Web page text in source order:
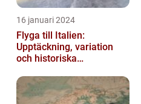
16 januari 2024
Flyga till Italien:
Upptäckning, variation
och historiska